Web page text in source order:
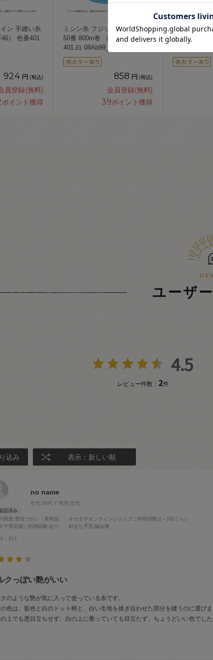
ン 手縫い糸
） 色番401.
924 円 (税込)
員登録(無料)
ポイント獲得
ミシン糸 フジックス ファイン
50番 800m巻 （F47） 色番
401.白 08Ab99_
858 円 (税込)
会員登録(無料)
39ポイント獲得
フジックス
40番 100m巻
ユーザ
4.5
レビュー件数： 2件
込み 表示：新しい順
no name
年代:50代 性別:女性
用途:普段づかい・実用品 オカダヤオンラインショップご利用回数:2～3回くらい
ヤ実店舗ご利用経験:あり 好きな手芸:編み物
：311
クっぽい艶がいい
のような艶が気に入って使っている糸です。
色は、藍色と白のドット柄と、白い生地を接ぎ合わせた部分を縫うのに選びま
上でも悪目立ちせず、白の上に乗っていても目立たず、ちょうどいい色でし